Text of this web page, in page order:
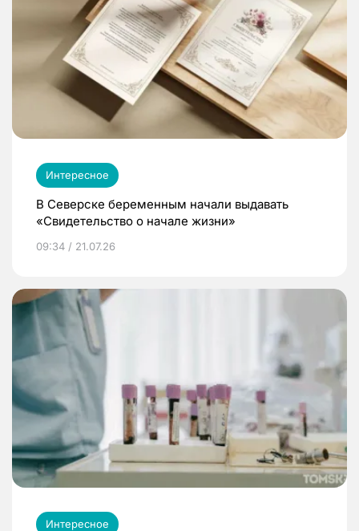
Интересное
В Северске беременным начали выдавать
«Свидетельство о начале жизни»
09:34 / 21.07.26
Интересное